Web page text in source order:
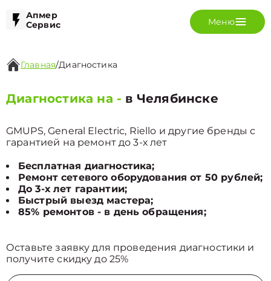
Апмер
Сервис
Меню
Главная/Диагностика
Диагностика на - в Челябинске
GMUPS, General Electric, Riello и другие бренды с
гарантией на ремонт до 3-х лет
Бесплатная диагностика;
Ремонт сетевого оборудования от 50 рублей;
До 3-х лет гарантии;
Быстрый выезд мастера;
85% ремонтов - в день обращения;
Оставьте заявку для проведения диагностики и
получите скидку до 25%